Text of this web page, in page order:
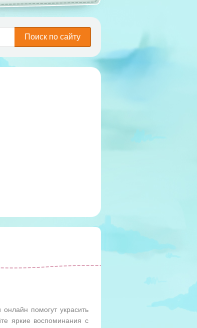
Поиск по сайту
помогут украсить
яркие воспоминания с